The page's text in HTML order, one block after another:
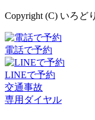
Copyright (C) いろど
電話で予約
LINEで予約
交通事故
専用ダイヤル